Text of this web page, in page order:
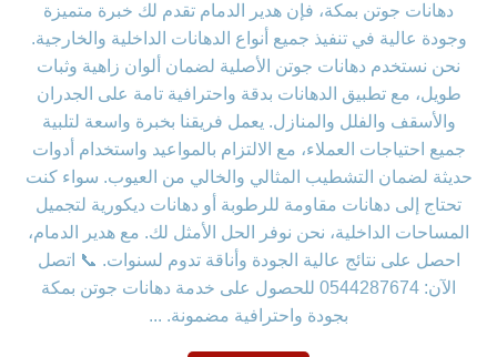
دهانات جوتن بمكة، فإن هدير الدمام تقدم لك خبرة متميزة
وجودة عالية في تنفيذ جميع أنواع الدهانات الداخلية والخارجية.
نحن نستخدم دهانات جوتن الأصلية لضمان ألوان زاهية وثبات
طويل، مع تطبيق الدهانات بدقة واحترافية تامة على الجدران
والأسقف والفلل والمنازل. يعمل فريقنا بخبرة واسعة لتلبية
جميع احتياجات العملاء، مع الالتزام بالمواعيد واستخدام أدوات
حديثة لضمان التشطيب المثالي والخالي من العيوب. سواء كنت
تحتاج إلى دهانات مقاومة للرطوبة أو دهانات ديكورية لتجميل
المساحات الداخلية، نحن نوفر الحل الأمثل لك. مع هدير الدمام،
احصل على نتائج عالية الجودة وأناقة تدوم لسنوات. 📞 اتصل
الآن: 0544287674 للحصول على خدمة دهانات جوتن بمكة
بجودة واحترافية مضمونة. ...